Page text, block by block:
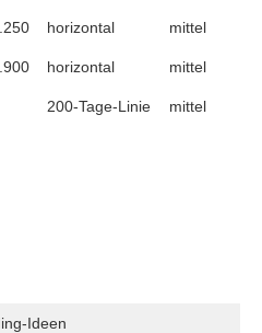
horizontal mittel
horizontal mittel
200-Tage-Linie mittel
Ideen